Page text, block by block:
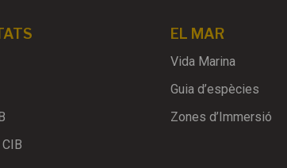
EL MAR
Vida Marina
Guia d’espècies
Zones d’Immersió